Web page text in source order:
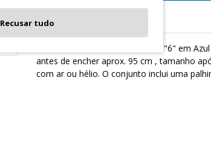
Descrição
Balão metalizado mate número "6" em
antes de encher aprox. 95 cm , tamanho
com ar ou hélio. O conjunto inclui uma
Recusar tudo